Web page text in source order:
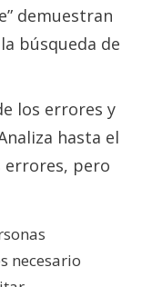
demuestran
búsqueda de
los errores y
hasta el
errores, pero
necesario